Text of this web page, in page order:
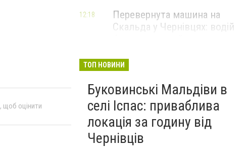
, щоб оцінити
Перевернута машина на
Скальда у Чернівцях: водій
12:18
зафіксували новий
історичний температурний
максимум
НОВИНИ
ТОП НОВИНИ
Буковинські Мальдіви в
селі Іспас: приваблива
локація за годину від
Чернівців